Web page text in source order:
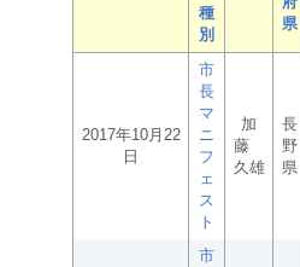
種
別
県
2017年10月22
日
市
長
マ
ニ
フ
ェ
ス
ト
加
藤
久雄
長
野
県
市